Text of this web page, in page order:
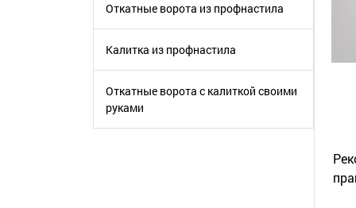
Откатные ворота из профнастила
Калитка из профнастила
Откатные ворота с калиткой своими
руками